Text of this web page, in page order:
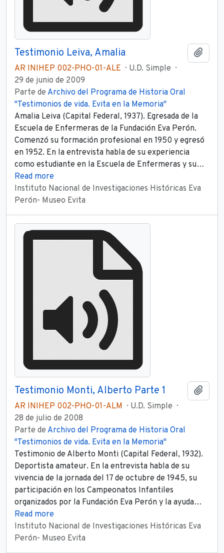
Testimonio Leiva, Amalia
AR INIHEP 002-PHO-01-ALE
U.D. Simple
29 de junio de 2009
Parte de Archivo del Programa de Historia Oral
"Testimonios de vida. Evita en la Memoria"
Amalia Leiva (Capital Federal, 1937). Egresada de la
Escuela de Enfermeras de la Fundación Eva Perón.
Comenzó su formación profesional en 1950 y egresó
en 1952. En la entrevista habla de su experiencia
como estudiante en la Escuela de Enfermeras y su…
Read more
Instituto Nacional de Investigaciones Históricas Eva
Perón- Museo Evita
Testimonio Monti, Alberto Parte 1
AR INIHEP 002-PHO-01-ALM
U.D. Simple
28 de julio de 2008
Parte de Archivo del Programa de Historia Oral
"Testimonios de vida. Evita en la Memoria"
Testimonio de Alberto Monti (Capital Federal, 1932).
Deportista amateur. En la entrevista habla de su
vivencia de la jornada del 17 de octubre de 1945, su
participación en los Campeonatos Infantiles
organizados por la Fundación Eva Perón y la ayuda…
Read more
Instituto Nacional de Investigaciones Históricas Eva
Perón- Museo Evita